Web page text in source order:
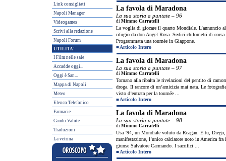
Link consigliati
Napoli Manager
Videogames
Scrivi alla redazione
Napoli Forum
UTILITA'
I Film nelle sale
Accadde oggi...
Oggi è San...
Mappa di Napoli
Meteo
Elenco Telefonico
Farmacie
Cambi Valute
Traduzioni
La vetrina
La favola di Maradona
La sua storia a puntate – 96
di Mimmo Carratelli
La voglia di giocare il quarto Mondiale. L’annuncio
rifugio da don Angel Rosa. Sedici chilometri di
Programmata una tournée in Giappone.
■ Articolo Intero
La favola di Maradona
La sua storia a puntate – 97
di Mimmo Carratelli
Tornano alla ribalta le rivelazioni del pentito di
droga. Il rancore di un’amicizia mai nata. Le
visto d’entrata per la tournée ...
■ Articolo Intero
La favola di Maradona
La sua storia a puntate – 98
di Mimmo Carratelli
Usa ’94, un Mondiale voluto da Reagan. E tu,
manifestazione, l’unico calciatore noto in America
giunse Salvatore Carmando. I sacrifici ...
■ Articolo Intero